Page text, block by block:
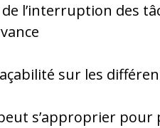
l’interruption des
sur les
s’approprier